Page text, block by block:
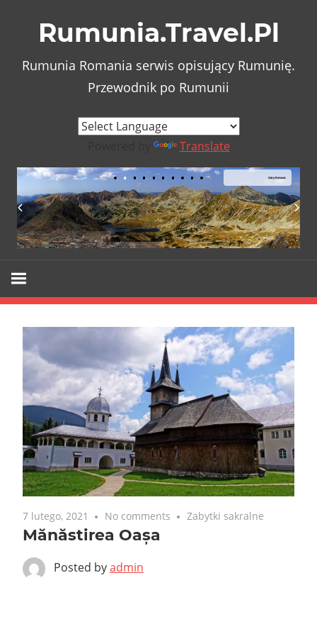
Rumunia.Travel.Pl
Rumunia Romania serwis opisujący Rumunię.
Przewodnik po Rumunii
Translate
Góry Retezat
7 lutego, 2021 No comments Zabytki sakralne
Mănăstirea Oașa
Posted byadmin